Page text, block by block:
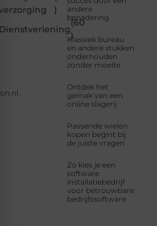
)
Dienstverlening
(60
)
andere
benadering
Klassiek bureau
en andere stukken
onderhouden
zonder moeite
Ontdek het
gemak van een
online slagerij
Passende wielen
kopen begint bij
de juiste vragen
Zo kies je een
software
installatiebedrijf
voor betrouwbare
bedrijfssoftware